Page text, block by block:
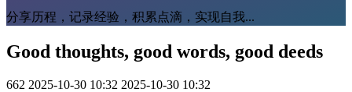
分享历程，记录经验，积累点滴，实现自我...
Good thoughts, good words, good deeds
662 2025-10-30 10:32 2025-10-30 10:32